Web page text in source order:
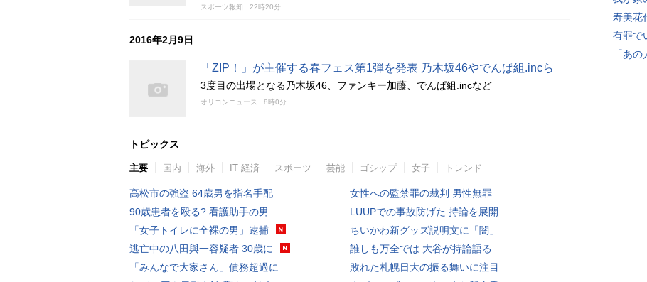
スポーツ報知 22時20分
2016年2月9日
「ZIP！」が主催する春フェス第1弾を発表 乃木坂46やでんぱ組.incら
3度目の出場となる乃木坂46、ファンキー加藤、でんぱ組.incなど
オリコンニュース 8時0分
トピックス
主要 国内 海外 IT 経済 スポーツ 芸能 ゴシップ 女子 トレンド
高松市の強盗 64歳男を指名手配
90歳患者を殴る? 看護助手の男
「女子トイレに全裸の男」逮捕
逃亡中の八田與一容疑者 30歳に
「みんなで大家さん」債務超過に
女性への監禁罪の裁判 男性無罪
LUUPでの事故防げた 持論を展開
ちいかわ新グッズ説明文に「闇」
誰しも万全では 大谷が持論語る
敗れた札幌日大の振る舞いに注目
寿美花
有罪で
「あ